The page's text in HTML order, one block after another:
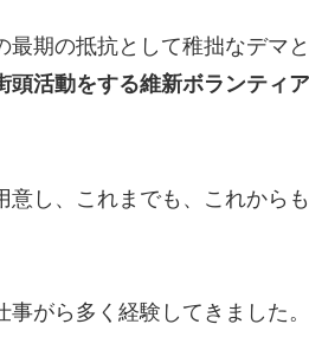
期の抵抗として稚拙なデマ
頭活動をする維新ボランティ
し、これまでも、これから
がら多く経験してきました。